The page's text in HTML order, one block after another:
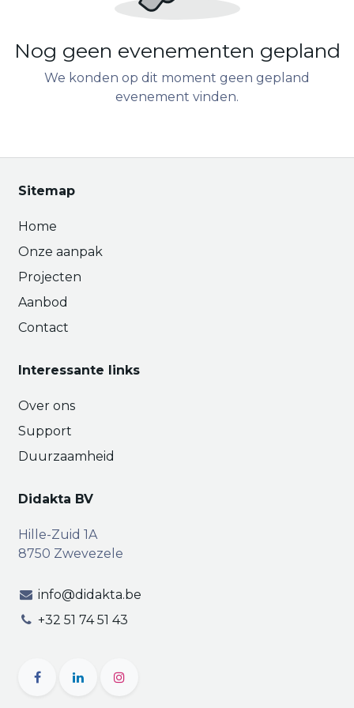
Nog geen evenementen gepland
We konden op dit moment geen gepland
evenement vinden.
Sitemap
Home
Onze aanpak
Projecten
Aanbod
Contact
Interessante links
Over ons
Support
Duurzaamheid
Didakta BV
Hille-Zuid 1A
8750 Zwevezele
info@didakta.be
+32 51 74 51 43